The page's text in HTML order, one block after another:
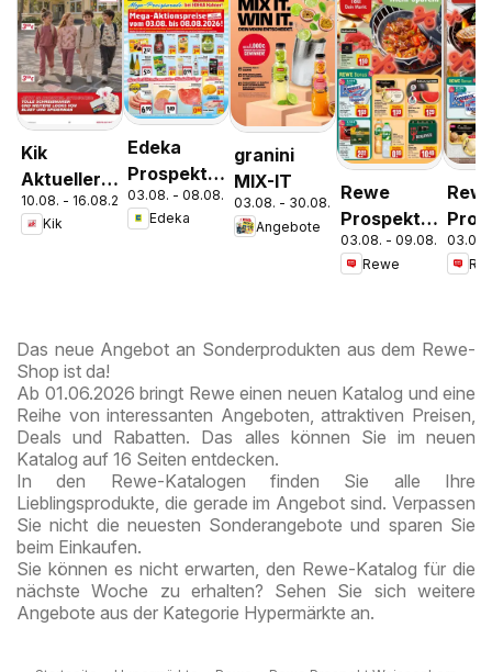
Kik
Aktueller
Prospekt
10.08. - 16.08.2026
Kik
Edeka
Prospekt
Parchim
03.08. - 08.08.2026
Edeka
granini
MIX-IT
03.08. - 30.08.2026
Angebote
Rewe
Prospekt
Berlin /
Tiergarten
03.08. - 09.08.2026
Rewe
03.08.
Das neue Angebot an Sonderprodukten aus dem Rewe-
Shop ist da!
Ab 01.06.2026 bringt Rewe einen neuen Katalog und eine
Reihe von interessanten Angeboten, attraktiven Preisen,
Deals und Rabatten. Das alles können Sie im neuen
Katalog auf 16 Seiten entdecken.
In den Rewe-Katalogen finden Sie alle Ihre
Lieblingsprodukte, die gerade im Angebot sind. Verpassen
Sie nicht die neuesten Sonderangebote und sparen Sie
beim Einkaufen.
Sie können es nicht erwarten, den Rewe-Katalog für die
nächste Woche zu erhalten? Sehen Sie sich weitere
Angebote aus der Kategorie Hypermärkte an.